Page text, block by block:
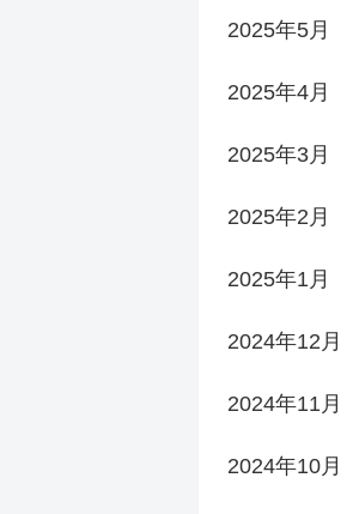
2025年5月
2025年4月
2025年3月
2025年2月
2025年1月
2024年12月
2024年11月
2024年10月